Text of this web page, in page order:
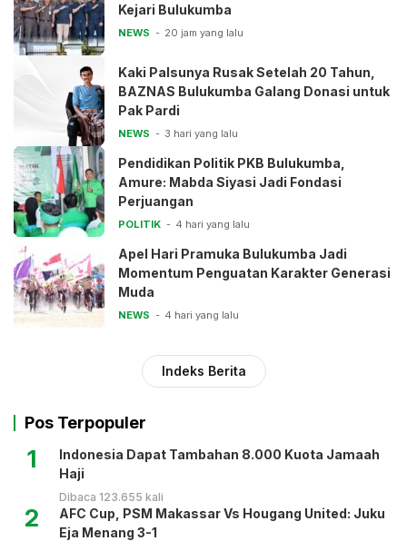
Kejari Bulukumba
NEWS 20 jam yang lalu
Kaki Palsunya Rusak Setelah 20 Tahun,
BAZNAS Bulukumba Galang Donasi untuk
Pak Pardi
NEWS 3 hari yang lalu
Pendidikan Politik PKB Bulukumba,
Amure: Mabda Siyasi Jadi Fondasi
Perjuangan
POLITIK 4 hari yang lalu
Apel Hari Pramuka Bulukumba Jadi
Momentum Penguatan Karakter Generasi
Muda
NEWS 4 hari yang lalu
Indeks Berita
Pos Terpopuler
1
Indonesia Dapat Tambahan 8.000 Kuota Jamaah
Haji
Dibaca 123.655 kali
2
AFC Cup, PSM Makassar Vs Hougang United: Juku
Eja Menang 3-1